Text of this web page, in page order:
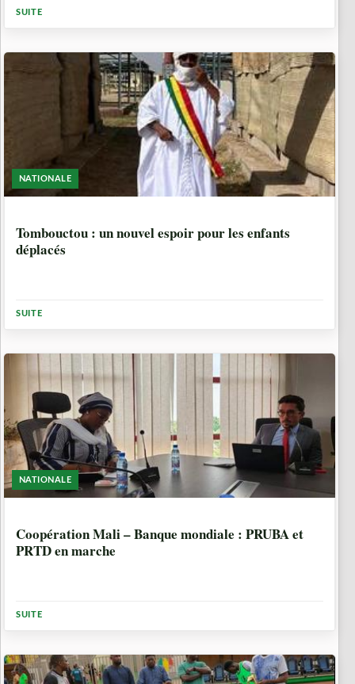
SUITE
NATIONALE
Tombouctou : un nouvel espoir pour les enfants
déplacés
SUITE
NATIONALE
Coopération Mali – Banque mondiale : PRUBA et
PRTD en marche
SUITE